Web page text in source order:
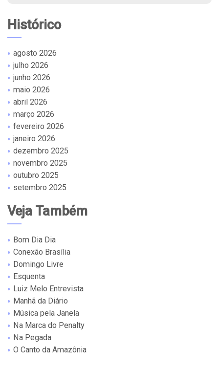
Histórico
agosto 2026
julho 2026
junho 2026
maio 2026
abril 2026
março 2026
fevereiro 2026
janeiro 2026
dezembro 2025
novembro 2025
outubro 2025
setembro 2025
Veja Também
Bom Dia Dia
Conexão Brasília
Domingo Livre
Esquenta
Luiz Melo Entrevista
Manhã da Diário
Música pela Janela
Na Marca do Penalty
Na Pegada
O Canto da Amazônia